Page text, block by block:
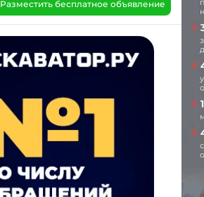
Разместить бесплатное объявление